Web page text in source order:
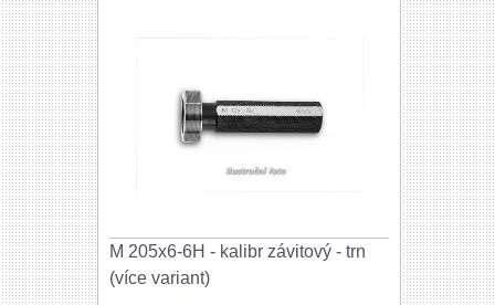
M 205x6-6H - kalibr závitový - trn
(více variant)